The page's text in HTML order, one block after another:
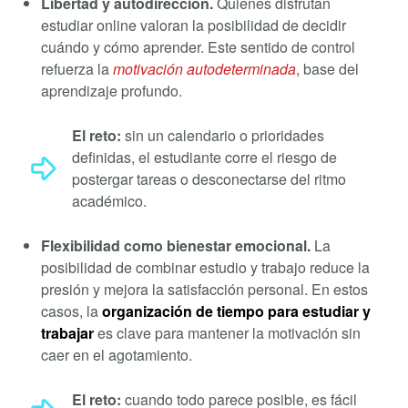
estudiar online valoran la posibilidad de decidir
cuándo y cómo aprender. Este sentido de control
refuerza lamotivación autodeterminada, base del
aprendizaje profundo.
El reto: sin un calendario o prioridades
definidas, el estudiante corre el riesgo de
postergar tareas o desconectarse del ritmo
académico.
Flexibilidad como bienestar emocional. La
posibilidad de combinar estudio y trabajo reduce la
presión y mejora la satisfacción personal. En estos
casos, laorganización de tiempo para estudiar y
trabajares clave para mantener la motivación sin
caer en el agotamiento.
El reto: cuando todo parece posible, es fácil